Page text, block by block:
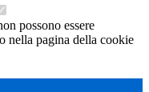
possono essere
nella pagina della cookie